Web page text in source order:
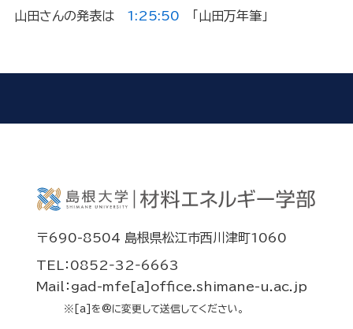
山田さんの発表は 1:25:50 「山田万年筆」
〒690-8504 島根県松江市西川津町1060
TEL：0852‐32‐6663
Mail：gad-mfe[a]office.shimane-u.ac.jp
※[a]を@に変更して送信してください。